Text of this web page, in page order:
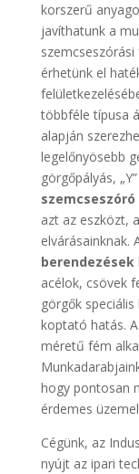
korszerű
javíthatunk a
érhetünk el
többféle típusa
alapján
legelőnyösebb
görgőpályás,
azt az eszközt,
elvárásainknak.
berendezések
acélok, csövek
görgők
koptató hatás.
méretű fém
hogy pontosan
érdemes
Cégünk, az
nyújt az ipari